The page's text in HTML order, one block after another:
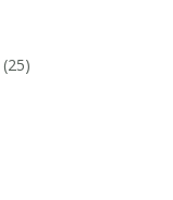
(25)